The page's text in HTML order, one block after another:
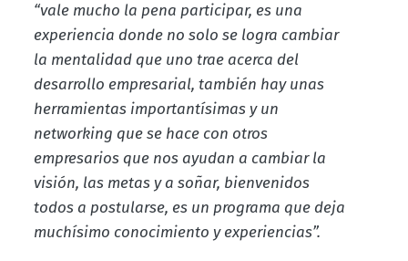
“vale mucho la pena participar, es una
experiencia donde no solo se logra cambiar
la mentalidad que uno trae acerca del
desarrollo empresarial, también hay unas
herramientas importantísimas y un
networking que se hace con otros
empresarios que nos ayudan a cambiar la
visión, las metas y a soñar, bienvenidos
todos a postularse, es un programa que deja
muchísimo conocimiento y experiencias”.